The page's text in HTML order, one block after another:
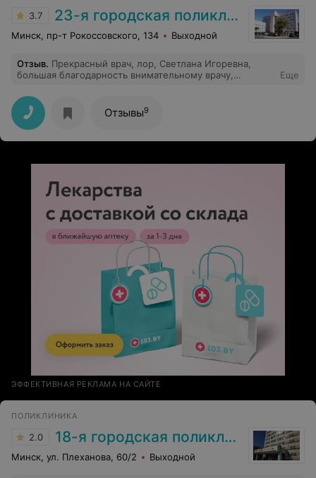
3.7 23-я городская поликлиника
Минск, пр-т Рокоссовского, 134 Выходной
Отзыв. Прекрасный врач, лор, Светлана Игоревна,
большая благодарность внимательному врачу,
медсестре, работающей с лором, к сожалению, имя не
знаю.
Еще
Отзывы9
ЭФФЕКТИВНАЯ РЕКЛАМА НА САЙТЕ
ПОЛИКЛИНИКА
2.0 18-я городская поликлиника
Минск, ул. Плеханова, 60/2 Выходной